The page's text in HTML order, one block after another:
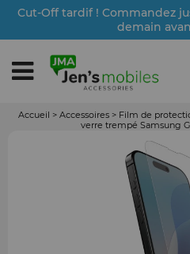
Cut-Off tardif ! Commandez
demain
Accueil > Accessoires > Film de
verre trempé Samsung